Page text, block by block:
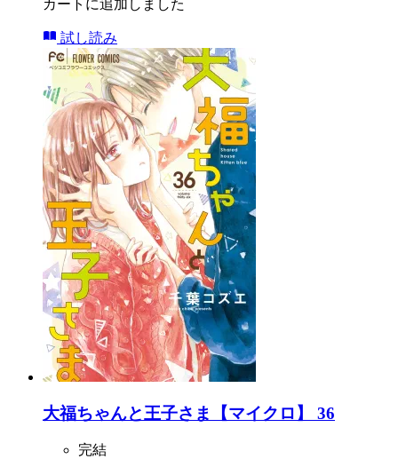
カートに追加しました
試し読み
大福ちゃんと王子さま【マイクロ】 36
完結